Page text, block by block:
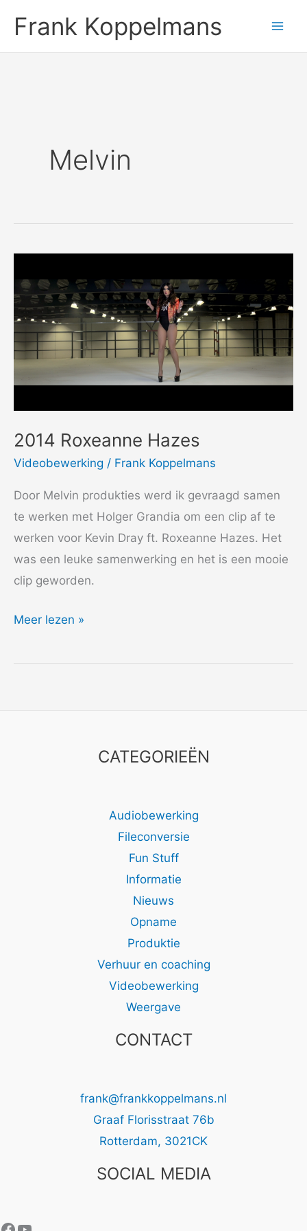
naar
de
Frank Koppelmans
Melvin
2014 Roxeanne Hazes
Videobewerking / Frank Koppelmans
Door Melvin produkties werd ik gevraagd samen
te werken met Holger Grandia om een clip af te
werken voor Kevin Dray ft. Roxeanne Hazes. Het
was een leuke samenwerking en het is een mooie
clip geworden.
2014
Hazes
Meer lezen »
CATEGORIEËN
Audiobewerking
Fileconversie
Fun Stuff
Informatie
Nieuws
Opname
Produktie
Verhuur en coaching
Videobewerking
Weergave
CONTACT
frank@frankkoppelmans.nl
Graaf Florisstraat 76b
Rotterdam, 3021CK
SOCIAL MEDIA